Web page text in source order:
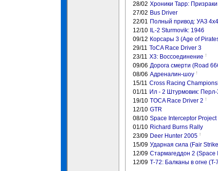
28/02 Хроники Тарр:
27/02 Bus Driver
22/01 Полный привод: УАЗ 4x4
12/10
IL-2 Sturmovik: 1946
09/12 Корсары 3 (Age of
29/11 ToCA Race Driver 3
23/11 X3: Воссоединение !
09/06 Дорога смерти (Road
08/06 Адреналин-шоу !
15/11 Cross Racing
01/11 Ил - 2 Штурмовик:
19/10 TOCA Race Driver 2 !
12/10 GTR
08/10 Space Interceptor Project
01/10 Richard Burns Rally
23/09 Deer Hunter 2005 !
15/09 Ударная сила (Fair
12/09 Стармагеддон 2 (Space
12/09 Т-72: Балканы в огне